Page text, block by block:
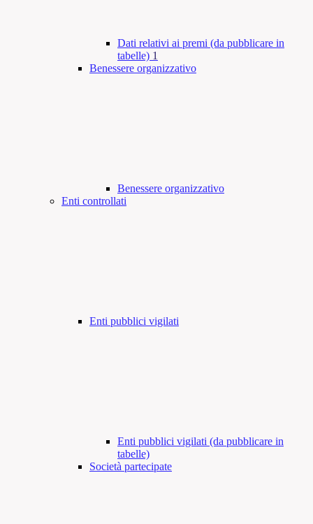
Dati relativi ai premi (da pubblicare in
tabelle) 1
Benessere organizzativo
Benessere organizzativo
Enti controllati
Enti pubblici vigilati
Enti pubblici vigilati (da pubblicare in
tabelle)
Società partecipate